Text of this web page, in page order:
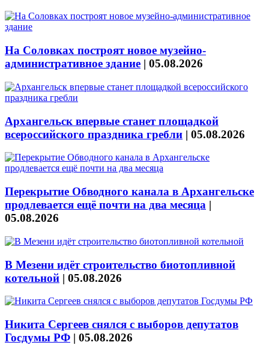
На Соловках построят новое музейно-
административное здание | 05.08.2026
Архангельск впервые станет площадкой
всероссийского праздника гребли | 05.08.2026
Перекрытие Обводного канала в Архангельске
продлевается ещё почти на два месяца |
05.08.2026
В Мезени идёт строительство биотопливной
котельной | 05.08.2026
Никита Сергеев снялся с выборов депутатов
Госдумы РФ | 05.08.2026